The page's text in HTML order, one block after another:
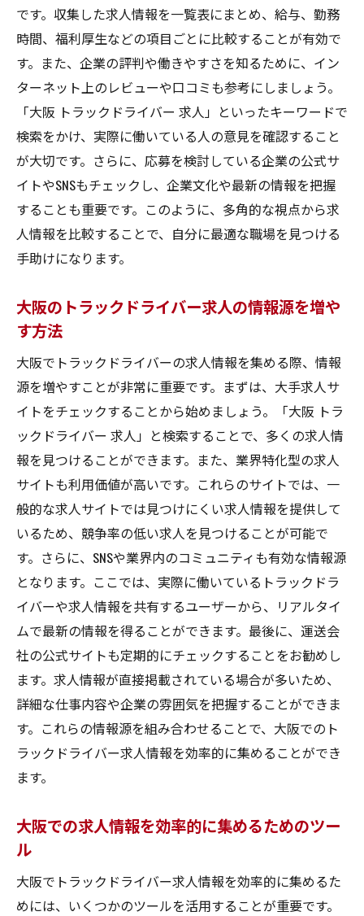
です。収集した求人情報を一覧表にまとめ、給与、勤務
時間、福利厚生などの項目ごとに比較することが有効で
す。また、企業の評判や働きやすさを知るために、イン
ターネット上のレビューや口コミも参考にしましょう。
「大阪 トラックドライバー 求人」といったキーワードで
検索をかけ、実際に働いている人の意見を確認すること
が大切です。さらに、応募を検討している企業の公式サ
イトやSNSもチェックし、企業文化や最新の情報を把握
することも重要です。このように、多角的な視点から求
人情報を比較することで、自分に最適な職場を見つける
手助けになります。
大阪のトラックドライバー求人の情報源を増や
す方法
大阪でトラックドライバーの求人情報を集める際、情報
源を増やすことが非常に重要です。まずは、大手求人サ
イトをチェックすることから始めましょう。「大阪 トラ
ックドライバー 求人」と検索することで、多くの求人情
報を見つけることができます。また、業界特化型の求人
サイトも利用価値が高いです。これらのサイトでは、一
般的な求人サイトでは見つけにくい求人情報を提供して
いるため、競争率の低い求人を見つけることが可能で
す。さらに、SNSや業界内のコミュニティも有効な情報源
となります。ここでは、実際に働いているトラックドラ
イバーや求人情報を共有するユーザーから、リアルタイ
ムで最新の情報を得ることができます。最後に、運送会
社の公式サイトも定期的にチェックすることをお勧めし
ます。求人情報が直接掲載されている場合が多いため、
詳細な仕事内容や企業の雰囲気を把握することができま
す。これらの情報源を組み合わせることで、大阪でのト
ラックドライバー求人情報を効率的に集めることができ
ます。
大阪での求人情報を効率的に集めるためのツー
ル
大阪でトラックドライバー求人情報を効率的に集めるた
めには、いくつかのツールを活用することが重要です。